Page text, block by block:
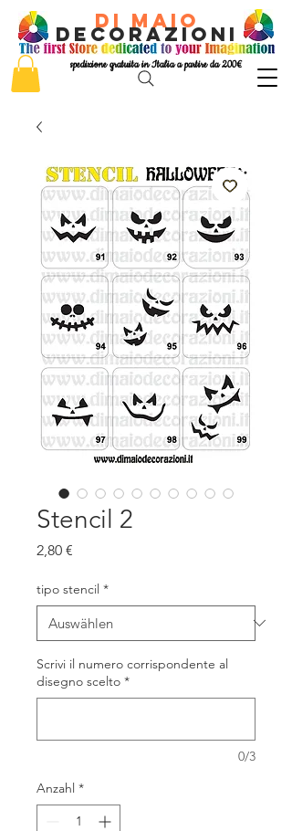
di Maio
decorazioni
spedizione gratuita in Italia a partire da 200€
Stencil 2
2,80 €
tipo stencil *
Scrivi il numero corrispondente al
disegno scelto *
0/3
Anzahl *